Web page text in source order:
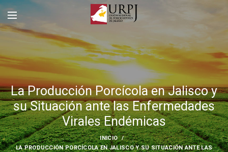
La Producción Porcícola en Jalisco y
su Situación ante las Enfermedades
Virales Endémicas
INICIO
LA PRODUCCIÓN PORCÍCOLA EN JALISCO Y SU SITUACIÓN ANTE LAS